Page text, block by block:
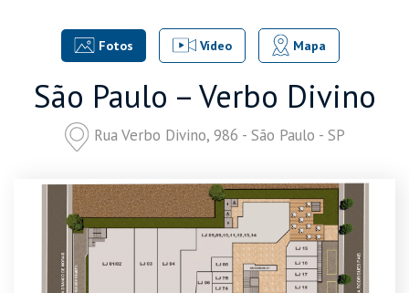
Fotos Vídeo Mapa
São Paulo – Verbo Divino
Rua Verbo Divino, 986 - São Paulo - SP